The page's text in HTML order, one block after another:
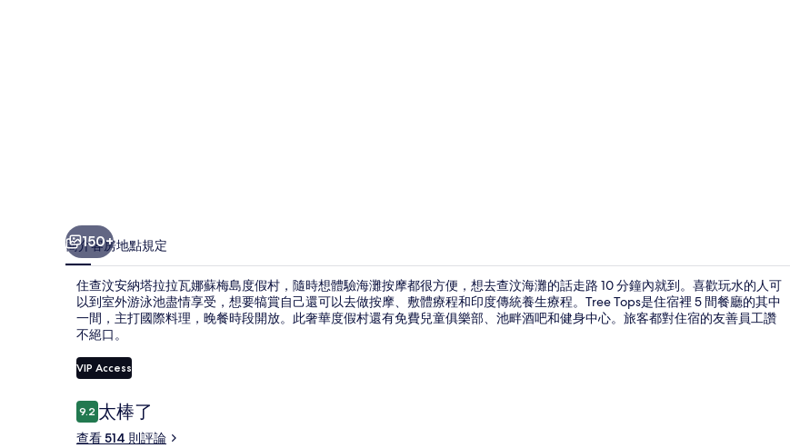
村
的
相
片
集
150+
簡介客房地點規定
住查汶安納塔拉拉瓦娜蘇梅島度假村，隨時想體驗海灘按摩都很方便，想去查汶海灘的話走路 10 分鐘內就到。喜歡玩水的人可
以到室外游泳池盡情享受，想要犒賞自己還可以去做按摩、敷體療程和印度傳統養生療程。Tree Tops是住宿裡 5 間餐廳的其中
一間，主打國際料理，晚餐時段開放。此奢華度假村還有免費兒童俱樂部、池畔酒吧和健身中心。旅客都對住宿的友善員工讚
不絕口。
VIP Access
評
論
9.29.2 分，滿分 10 分，
太棒了
查看 514 則評論